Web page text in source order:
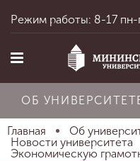
Режим работы: 8-17 пн-
ОБ
Главная
Об
Новости университета
Экономическую